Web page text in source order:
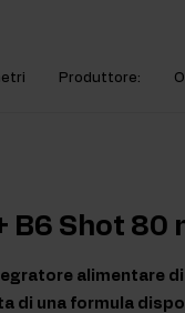
Produttore:
Shot 80
alimentare
di una formula